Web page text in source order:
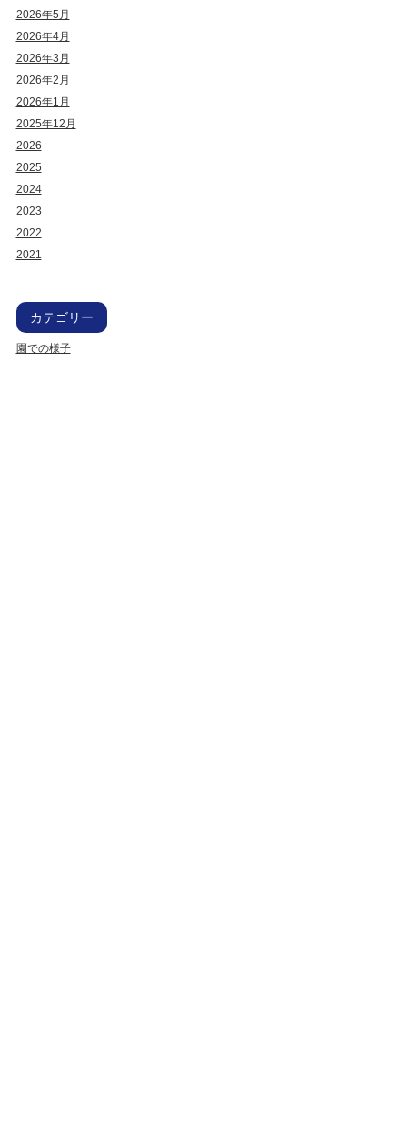
2026年5月
2026年4月
2026年3月
2026年2月
2026年1月
2025年12月
2026
2025
2024
2023
2022
2021
カテゴリー
園での様子